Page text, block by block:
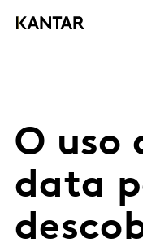
O uso
data